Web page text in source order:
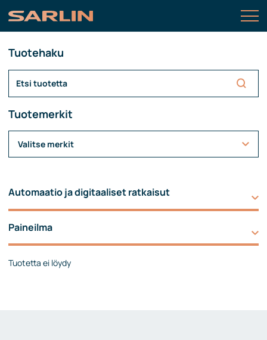
Tuotehaku
Tuotemerkit
Valitse merkit
Automaatio ja digitaaliset ratkaisut
Paineilma
Tuotetta ei löydy